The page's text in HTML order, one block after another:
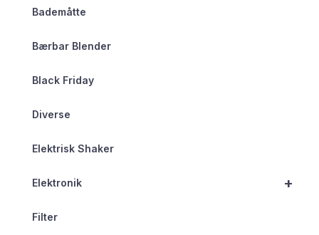
Bademåtte
Bærbar Blender
Black Friday
Diverse
Elektrisk Shaker
+
Elektronik
Filter